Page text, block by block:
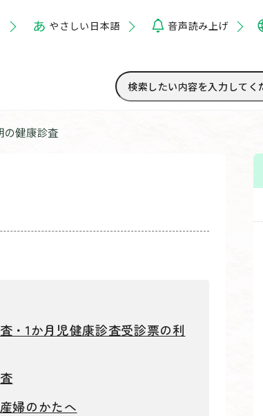
やさしい日本語 音声読み上げ
の健康診査
・1か月児健康診査受診票の利
婦のかたへ